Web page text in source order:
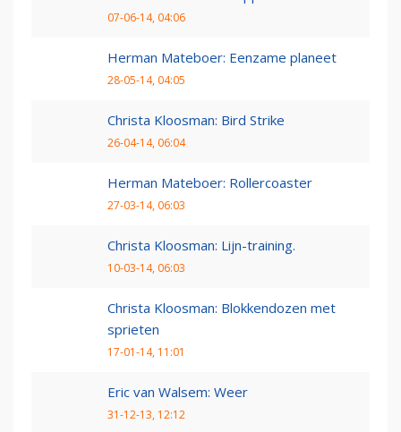
07-06-14, 04:06
Herman Mateboer: Eenzame planeet
28-05-14, 04:05
Christa Kloosman: Bird Strike
26-04-14, 06:04
Herman Mateboer: Rollercoaster
27-03-14, 06:03
Christa Kloosman: Lijn-training.
10-03-14, 06:03
Christa Kloosman: Blokkendozen met
sprieten
17-01-14, 11:01
Eric van Walsem: Weer
31-12-13, 12:12